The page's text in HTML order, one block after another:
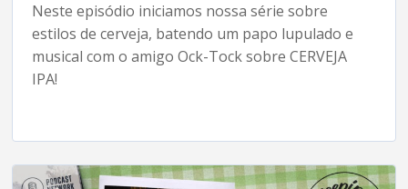
Neste episódio iniciamos nossa série sobre
estilos de cerveja, batendo um papo lupulado e
musical com o amigo Ock-Tock sobre CERVEJA
IPA!